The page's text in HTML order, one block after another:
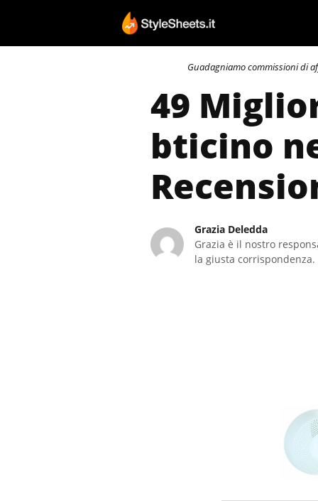
contenuto
Guadagniamo commissioni di
49
bticino
Grazia Deledda
Grazia è il nostro
la giusta